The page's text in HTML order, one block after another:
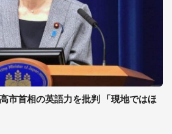
市首相の英語力を批判 「現地ではほ